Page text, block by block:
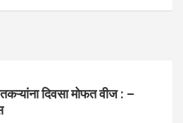
दिवसा मोफत वीज : –